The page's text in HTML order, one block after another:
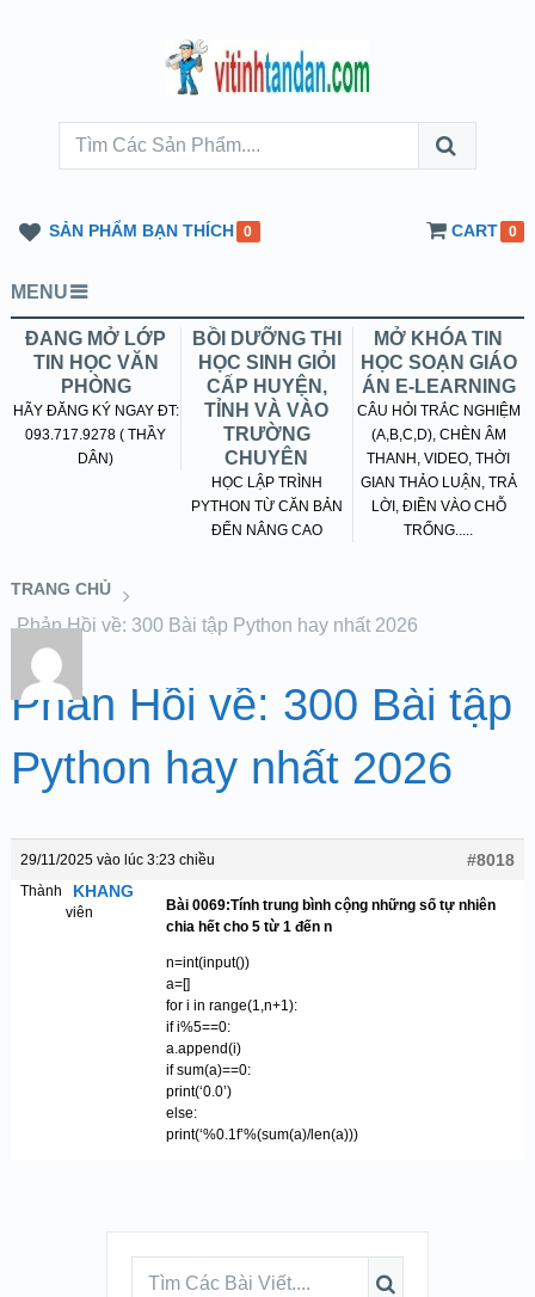
SẢN PHẨM BẠN THÍCH 0 CART 0
MENU
ĐANG MỞ LỚP
TIN HỌC VĂN
PHÒNG
HÃY ĐĂNG KÝ NGAY ĐT:
093.717.9278 ( THẦY
DÂN)
BỒI DƯỠNG THI
HỌC SINH GIỎI
CẤP HUYỆN,
TỈNH VÀ VÀO
TRƯỜNG
CHUYÊN
HỌC LẬP TRÌNH
PYTHON TỪ CĂN BẢN
ĐẾN NÂNG CAO
MỞ KHÓA TIN
HỌC SOẠN GIÁO
ÁN E-LEARNING
CÂU HỎI TRẮC NGHIỆM
(A,B,C,D), CHÈN ÂM
THANH, VIDEO, THỜI
GIAN THẢO LUẬN, TRẢ
LỜI, ĐIỀN VÀO CHỖ
TRỐNG.....
TRANG CHỦ
Phản Hồi về: 300 Bài tập Python hay nhất 2026
Phản Hồi về: 300 Bài tập
Python hay nhất 2026
29/11/2025 vào lúc 3:23 chiều
#8018
KHANG
Thành
viên
Bài 0069:Tính trung bình cộng những số tự nhiên
chia hết cho 5 từ 1 đến n
n=int(input())
a=[]
for i in range(1,n+1):
if i%5==0:
a.append(i)
if sum(a)==0:
print(‘0.0’)
else:
print(‘%0.1f’%(sum(a)/len(a)))